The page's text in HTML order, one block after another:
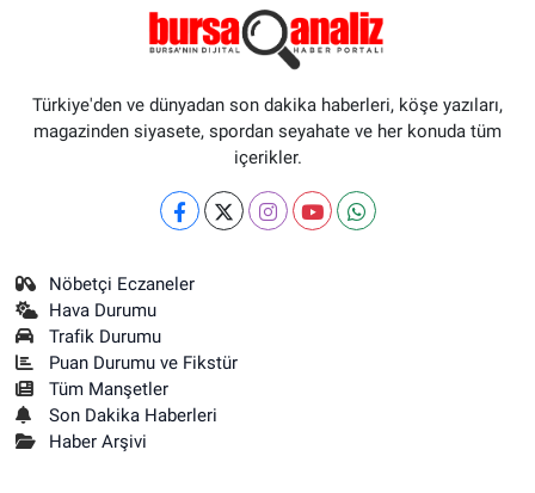
Türkiye'den ve dünyadan son dakika haberleri, köşe yazıları,
magazinden siyasete, spordan seyahate ve her konuda tüm
içerikler.
Nöbetçi Eczaneler
Hava Durumu
Trafik Durumu
Puan Durumu ve Fikstür
Tüm Manşetler
Son Dakika Haberleri
Haber Arşivi